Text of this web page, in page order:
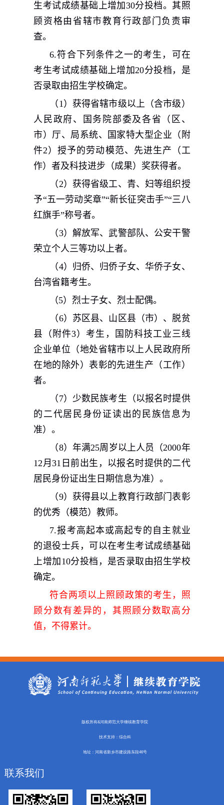
生考试成绩基础上增加 30分投档。其照
顾资格由省辖市教育行政部门负责审
查。
6.符合下列条件之一的考生，可在
考生考试成绩基础上增加20分投档，是
否录取由招生学校确定。
（ 1）获得省辖市级以上（含市级）
人民政府、国务院部委及各省（区、
市）厅、局系统、国家特大型企业（附
件2 ）授予的劳动模范、先进生产（工
作）者及科技进步（成果）奖获得者。
（2）获得省级工、青、妇等组织授
予“五一劳动奖章”“新长征突击手”“三八
红旗手”称号者。
（3）解放军、武警部队、公安干警
荣立个人三等功以上者。
（4）归侨、归侨子女、华侨子女、
台湾省籍考生。
（5）烈士子女、烈士配偶。
（6）苏区县、山区县（市）、脱贫
县（附件3）考生，国防科技工业三线
企业单位（地处省辖市以上人民政府所
在地的除外）表彰的先进生产（工作）
者。
（ 7）少数民族考生（以报名时提供
的二代居民身份证读出的民族信息为
准）。
（8）年满25周岁以上人员（2000年
12月31 日前出生，以报名时提供的二代
居民身份证出生日期信息为准）。
（9）获得县以上教育行政部门表彰
的优秀（模范）教师。
7.报考高起本或高起专的自主就业
的退役士兵，可以在考生考试成绩基础
上增加 10分投档，是否录取由招生学校
确定。
符合两项以上照顾政策的考生，照
顾分数有差异的，其照顾分数取高分
值，不得累计。
版权所有&河南师范大学继续教育学院
技术支持：综合科
地址：河南省新乡市建设路东段46号
联系我们